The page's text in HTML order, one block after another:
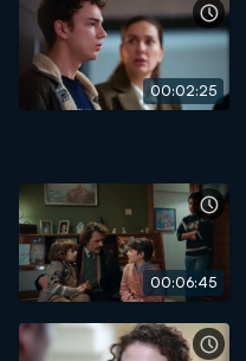
00:02:25
00:06:45